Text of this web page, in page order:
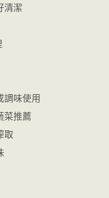
清潔
調味使用
菜推薦
取